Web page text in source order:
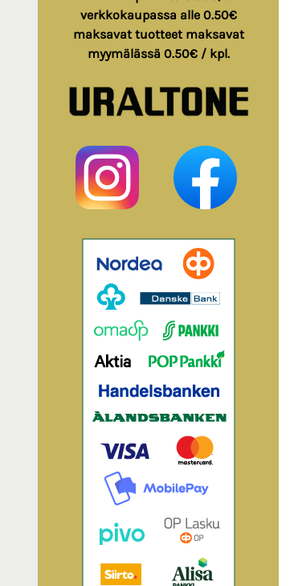
verkkokaupassa alle 0.50€
maksavat tuotteet maksavat
myymälässä 0.50€ / kpl.